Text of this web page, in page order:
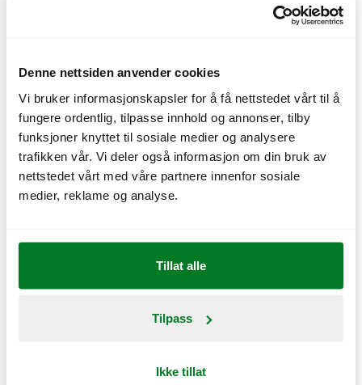
Denne nettsiden anvender cookies
Vi bruker informasjonskapsler for å få nettstedet vårt til å
fungere ordentlig, tilpasse innhold og annonser, tilby
funksjoner knyttet til sosiale medier og analysere
trafikken vår. Vi deler også informasjon om din bruk av
nettstedet vårt med våre partnere innenfor sosiale
medier, reklame og analyse.
Tillat alle
Tilpass
Ikke tillat
2 Dobbel Original plussmeny + 2 dip
Gjelder ikke Delivery og går ikke å kombinere med andre
tilbud. Gyldig t.o.m. 22. mars 2026.
Benytt tilbudet direkte i appen